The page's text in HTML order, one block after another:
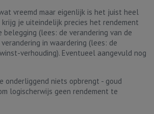
vreemd maar eigenlijk is het juist heel
je uiteindelijk precies het rendement
belegging (lees: de verandering van de
in waardering (lees: de
verhouding). Eventueel aangevuld nog
onderliggend niets opbrengt - goud
logischerwijs geen rendement te